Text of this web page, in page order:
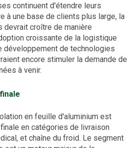
continuent d'étendre leurs
à une base de clients plus large, la
devrait croître de manière
croissante de la logistique
développement de technologies
encore stimuler la demande de
à venir.
en feuille d'aluminium est
en catégories de livraison
et chaîne du froid. Le segment